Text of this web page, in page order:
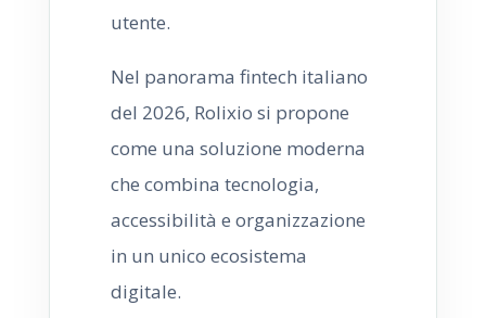
utente.
Nel panorama fintech italiano
del 2026, Rolixio si propone
come una soluzione moderna
che combina tecnologia,
accessibilità e organizzazione
in un unico ecosistema
digitale.